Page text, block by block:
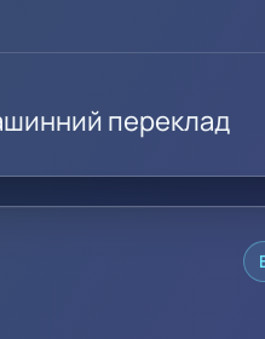
переклад